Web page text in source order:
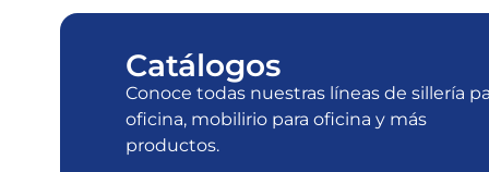
Catálogos
Conoce todas nuestras líneas de sillería
oficina, mobilirio para oficina y más
productos.